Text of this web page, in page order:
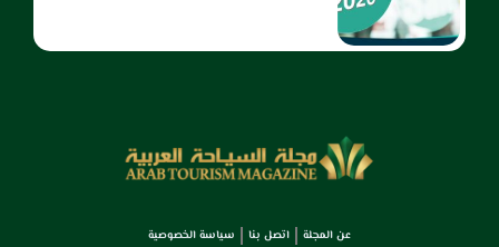
عن المجلة اتصل بنا سياسة الخصوصية